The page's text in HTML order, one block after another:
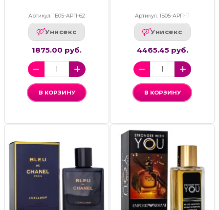
Артикул: 1Б05-АРП-62
Унисекс
1875.00 руб.
В КОРЗИНУ
Артикул: 1Б05-АРП-11
Унисекс
4465.45 руб.
В КОРЗИНУ